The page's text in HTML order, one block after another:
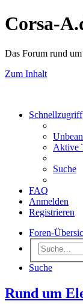
Corsa-
Das Forum rund
Zum Inhalt
Schnellzugriff
Aktive
Suche
FAQ
Anmelden
Registrieren
Foren-
Suche
Rund um